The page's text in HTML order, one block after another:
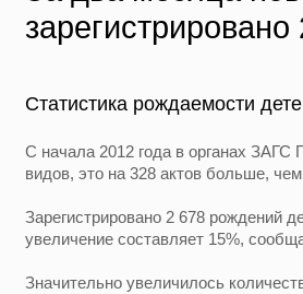
Статистика рождаемости
С начала 2012 года в органах ЗАГС
видов, это на 328 актов больше, чем
Зарегистрировано 2 678 рождений
увеличение составляет 15%,
Значительно увеличилось